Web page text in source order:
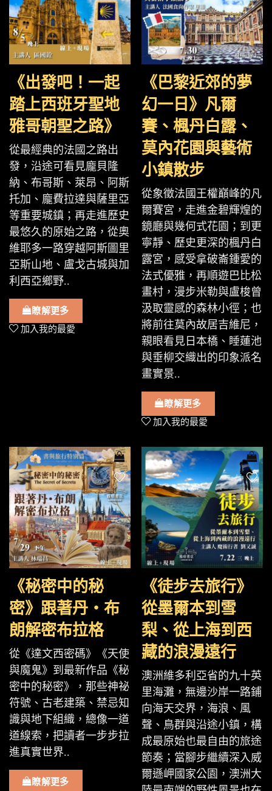
《出發吧！一起
踏上西班牙聖地
雅哥朝聖之路》
從最經典的法國之路出
發，沿途可看見龐貝隆
納、布哥斯、萊昂、阿斯
托加、龐費拉達與薩里亞
等重要城鎮；再走進歷史
最悠久的原始之路，從奧
維耶多一路穿越阿斯圖里
亞斯山地、盧戈古城與加
利西亞鄉野..
瞭解更多
加入我的最愛
《巴黎近郊的夢
幻一日》凡爾
賽、楓丹白露、
莫內花園與藝術
小鎮散步
從象徵法國王權巔峰的凡
爾賽宮，走進金碧輝煌的
鏡廳與幾何式花園；到更
寧靜、歷史更深的楓丹白
露宮，感受拿破崙鍾愛的
法式優雅，再順遊巴比松
畫村，漫步米勒與盧梭曾
汲取靈感的森林小徑；也
將前往莫內故居吉維尼，
親眼看見日本橋、睡蓮池
與垂柳交織出的印象派名
畫實景..
瞭解更多
加入我的最愛
《秘密中的秘
密》跟著丹・布
朗解密布拉格
從《達文西密碼》《天使
與魔鬼》到最新作品《秘
密中的秘密》，那些神祕
符號、古老建築、禁忌知
識與地下組織，總像一道
道線索，把讀者一步步拉
進真實世界..
瞭解更多
《徒步去旅行》
從墨爾本到雪
梨、從上海到西
藏的浪漫遠行
澳洲維多利亞省的九十英
里海灘，無邊沙岸一路鋪
向海天交界，海浪、風
聲、鳥群與沿途小鎮，構
成最原始也最自由的旅途
節奏；當腳步繼續深入威
爾遜岬國家公園，澳洲大